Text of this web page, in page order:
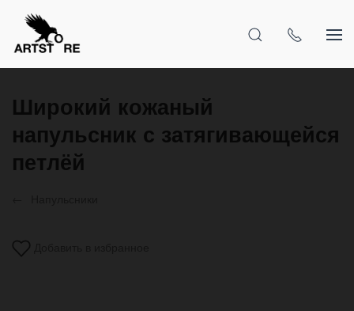
Широкий кожаный
напульсник с затягивающейся
петлёй